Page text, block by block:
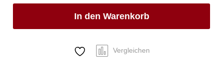
1/2"
20mm
In den Warenkorb
Vergleichen